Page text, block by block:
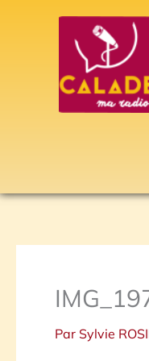
Par Sylvie